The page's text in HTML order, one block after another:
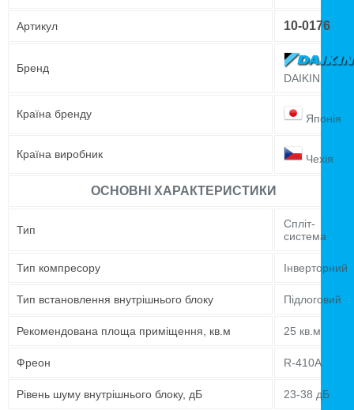
Артикул 10-0176
Бренд
DAIKIN
Країна бренду Японія
Країна виробник Чехія
ОСНОВНІ ХАРАКТЕРИСТИКИ
Тип
Спліт-
система
Тип компресору Інверторний
Тип встановлення внутрішнього блоку Підлоговий
Рекомендована площа приміщення, кв.м 25 кв.м
Фреон R-410A
Рівень шуму внутрішнього блоку, дБ 23-38 дБ